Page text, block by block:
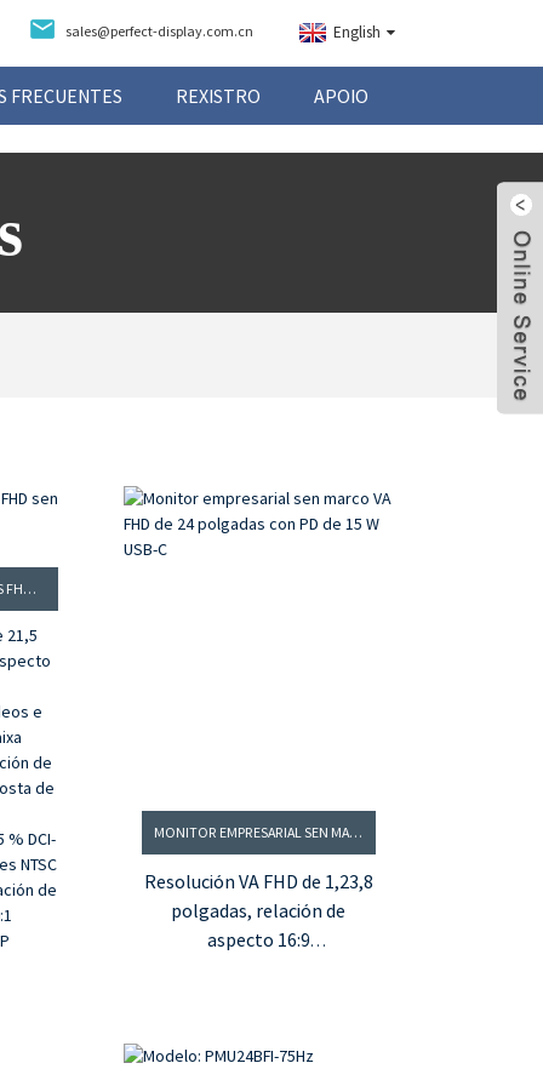
sales@perfect-display.com.cn English
FRECUENTES REXISTRO APOIO
MONITOR EMPRESARIAL IPS FHD SEN MARCO DE 22 POLGADAS
21,5
e
de
de
% DCI-
NTSC
de
MONITOR EMPRESARIAL SEN MARCO VA FHD DE 24 POLGADAS CON PD DE 15 W USB-C
Resolución VA FHD de 1,23,8
polgadas, relación de
aspecto 16:9
de 3.100 Hz e tempo de